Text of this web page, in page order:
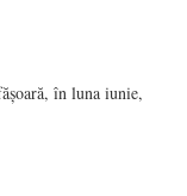
în luna iunie,